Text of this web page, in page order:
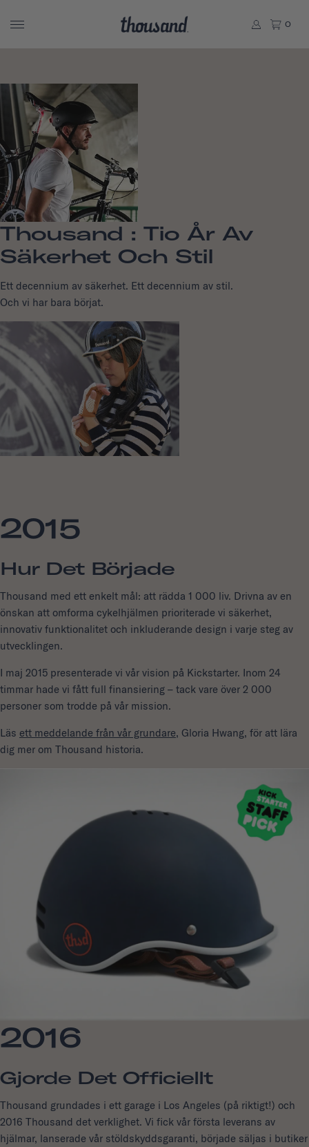
0
Thousand : Tio År Av
Säkerhet Och Stil
Ett decennium av säkerhet. Ett decennium av stil.
Och vi har bara börjat.
2015
Hur Det Började
Thousand med ett enkelt mål: att rädda 1 000 liv. Drivna av en
önskan att omforma cykelhjälmen prioriterade vi säkerhet,
innovativ funktionalitet och inkluderande design i varje steg av
utvecklingen.
I maj 2015 presenterade vi vår vision på Kickstarter. Inom 24
timmar hade vi fått full finansiering – tack vare över 2 000
personer som trodde på vår mission.
Läs ett meddelande från vår grundare, Gloria Hwang, för att lära
dig mer om Thousand historia.
2016
Gjorde Det Officiellt
Thousand grundades i ett garage i Los Angeles (på riktigt!) och
2016 Thousand det verklighet. Vi fick vår första leverans av
hjälmar, lanserade vår stöldskyddsgaranti, började säljas i butiker